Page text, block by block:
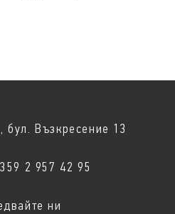
бул. Възкресение 13
2 957 42 95
ни